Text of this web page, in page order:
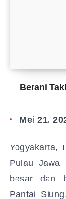
Berani
Mei 21,
Yogyakarta,
Pulau Jawa
besar dan
Pantai